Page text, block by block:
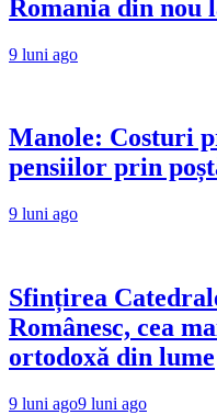
Romania din nou
9 luni ago
Manole: Costuri
pensiilor prin
9 luni ago
Sfințirea
Românesc, cea
ortodoxă din lume
9 luni ago9 luni ago